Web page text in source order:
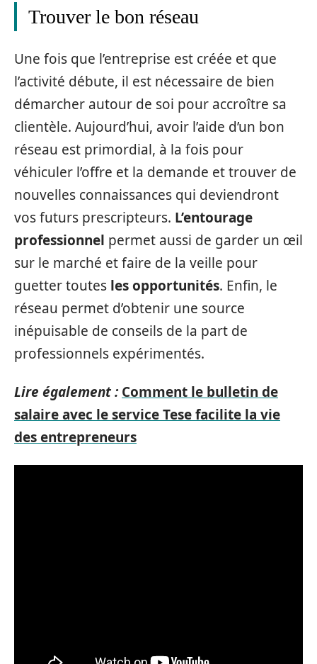
Trouver le bon réseau
Une fois que l’entreprise est créée et que
l’activité débute, il est nécessaire de bien
démarcher autour de soi pour accroître sa
clientèle. Aujourd’hui, avoir l’aide d’un bon
réseau est primordial, à la fois pour
véhiculer l’offre et la demande et trouver de
nouvelles connaissances qui deviendront
vos futurs prescripteurs. L’entourage
professionnel permet aussi de garder un œil
sur le marché et faire de la veille pour
guetter toutes les opportunités. Enfin, le
réseau permet d’obtenir une source
inépuisable de conseils de la part de
professionnels expérimentés.
Lire également : Comment le bulletin de
salaire avec le service Tese facilite la vie
des entrepreneurs